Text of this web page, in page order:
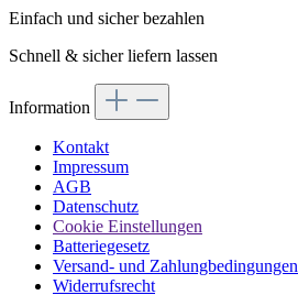
Einfach und sicher bezahlen
Schnell & sicher liefern lassen
Information
Kontakt
Impressum
AGB
Datenschutz
Cookie Einstellungen
Batteriegesetz
Versand- und Zahlungbedingungen
Widerrufsrecht